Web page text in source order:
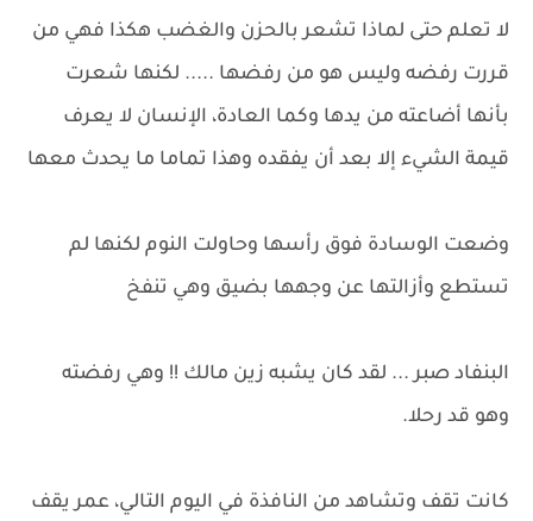
لا تعلم حتى لماذا تشعر بالحزن والغضب هكذا فهي من
قررت رفضه وليس هو من رفضها ..... لكنها شعرت
بأنها أضاعته من يدها وكما العادة، الإنسان لا يعرف
قيمة الشيء إلا بعد أن يفقده وهذا تماما ما يحدث معها
وضعت الوسادة فوق رأسها وحاولت النوم لكنها لم
تستطع وأزالتها عن وجهها بضيق وهي تنفخ
البنفاد صبر ... لقد كان يشبه زين مالك !! وهي رفضته
وهو قد رحلا.
كانت تقف وتشاهد من النافذة في اليوم التالي، عمر يقف